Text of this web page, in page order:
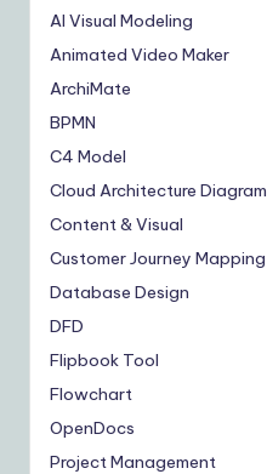
AI Visual Modeling
Animated Video Maker
ArchiMate
BPMN
C4 Model
Cloud Architecture Diagram
Content & Visual
Customer Journey Mapping
Database Design
DFD
Flipbook Tool
Flowchart
OpenDocs
Project Management